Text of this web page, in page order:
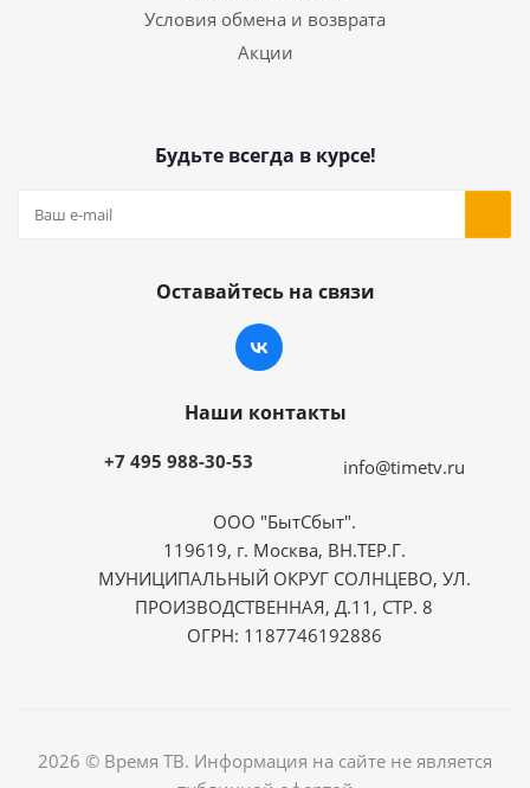
Условия обмена и возврата
Акции
Будьте всегда в курсе!
Оставайтесь на связи
Наши контакты
+7 495 988-30-53 info@timetv.ru
ООО "БытСбыт".
119619, г. Москва, ВН.ТЕР.Г.
МУНИЦИПАЛЬНЫЙ ОКРУГ СОЛНЦЕВО, УЛ.
ПРОИЗВОДСТВЕННАЯ, Д.11, СТР. 8
ОГРН: 1187746192886
2026 © Время ТВ. Информация на сайте не является